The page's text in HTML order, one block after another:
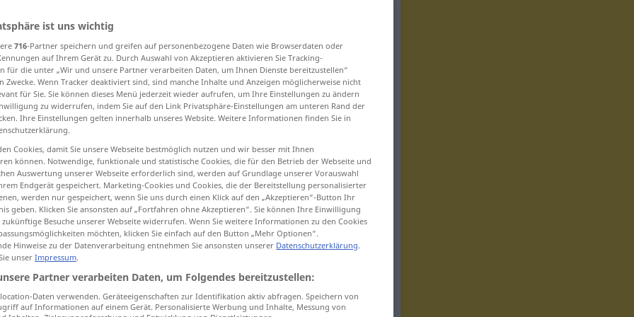
Falke ZOOL Fam. Falconidae
Falke JAGD
männlicher Falke
junger Falke
ist uns wichtig
716-Partner speichern und greifen auf personenbezogene Daten wie Browserdaten oder
auf Ihrem Gerät zu. Durch Auswahl von Akzeptieren aktivieren Sie Tracking-
für die unter „Wir und unsere Partner verarbeiten Daten, um Ihnen Dienste bereitzustellen“
Zwecke. Wenn Tracker deaktiviert sind, sind manche Inhalte und Anzeigen möglicherweise nicht
für Sie. Sie können dieses Menü jederzeit wieder aufrufen, um Ihre Einstellungen zu ändern
zu widerrufen, indem Sie auf den Link Privatsphäre-Einstellungen am unteren Rand der
Ihre Einstellungen gelten innerhalb unseres Website. Weitere Informationen finden Sie in
Cookies, damit Sie unsere Webseite bestmöglich nutzen und wir besser mit Ihnen
können. Notwendige, funktionale und statistische Cookies, die für den Betrieb der Webseite und
Auswertung unserer Webseite erforderlich sind, werden auf Grundlage unserer Vorauswahl
Endgerät gespeichert. Marketing-Cookies und Cookies, die der Bereitstellung personalisierter
werden nur gespeichert, wenn Sie uns durch einen Klick auf den „Akzeptieren“-Button Ihr
geben. Klicken Sie ansonsten auf „Fortfahren ohne Akzeptieren“. Sie können Ihre Einwilligung
Besuche unserer Webseite widerrufen. Wenn Sie weitere Informationen zu den Cookies
möchten, klicken Sie einfach auf den Button „Mehr Optionen“.
Hinweise zu der Datenverarbeitung entnehmen Sie ansonsten unserer Datenschutzerklärung.
unser Impressum.
Partner verarbeiten Daten, um Folgendes bereitzustellen:
Daten verwenden. Geräteeigenschaften zur Identifikation aktiv abfragen. Speichern von
auf Informationen auf einem Gerät. Personalisierte Werbung und Inhalte, Messung von